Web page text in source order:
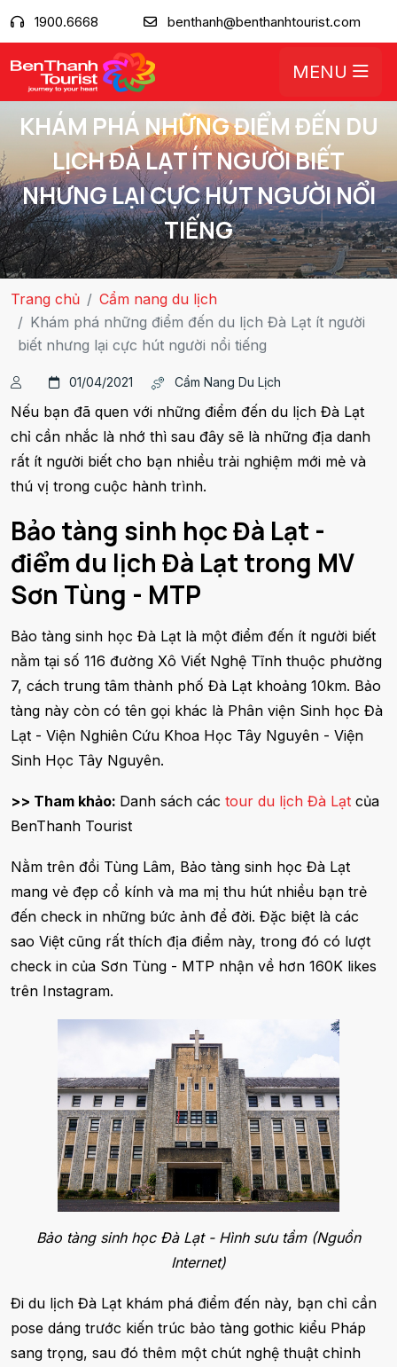
1900.6668 benthanh@benthanhtourist.com
MENU
KHÁM PHÁ NHỮNG ĐIỂM ĐẾN DU
LỊCH ĐÀ LẠT ÍT NGƯỜI BIẾT
NHƯNG LẠI CỰC HÚT NGƯỜI NỔI
TIẾNG
Trang chủ
Cẩm nang du lịch
Khám phá những điểm đến du lịch Đà Lạt ít người
biết nhưng lại cực hút người nổi tiếng
01/04/2021 Cẩm Nang Du Lịch
Nếu bạn đã quen với những điểm đến du lịch Đà Lạt
chỉ cần nhắc là nhớ thì sau đây sẽ là những địa danh
rất ít người biết cho bạn nhiều trải nghiệm mới mẻ và
thú vị trong cuộc hành trình.
Bảo tàng sinh học Đà Lạt -
điểm du lịch Đà Lạt trong MV
Sơn Tùng - MTP
Bảo tàng sinh học Đà Lạt là một điểm đến ít người biết
nằm tại số 116 đường Xô Viết Nghệ Tĩnh thuộc phường
7, cách trung tâm thành phố Đà Lạt khoảng 10km. Bảo
tàng này còn có tên gọi khác là Phân viện Sinh học Đà
Lạt - Viện Nghiên Cứu Khoa Học Tây Nguyên - Viện
Sinh Học Tây Nguyên.
>> Tham khảo: Danh sách các tour du lịch Đà Lạt của
BenThanh Tourist
Nằm trên đồi Tùng Lâm, Bảo tàng sinh học Đà Lạt
mang vẻ đẹp cổ kính và ma mị thu hút nhiều bạn trẻ
đến check in những bức ảnh để đời. Đặc biệt là các
sao Việt cũng rất thích địa điểm này, trong đó có lượt
check in của Sơn Tùng - MTP nhận về hơn 160K likes
trên Instagram.
Bảo tàng sinh học Đà Lạt - Hình sưu tầm (Nguồn
Internet)
Đi du lịch Đà Lạt khám phá điểm đến này, bạn chỉ cần
pose dáng trước kiến trúc bảo tàng gothic kiểu Pháp
sang trọng, sau đó thêm một chút nghệ thuật chỉnh